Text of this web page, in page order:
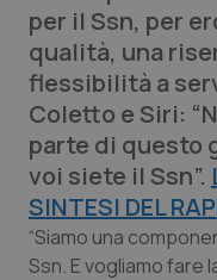
Calabria
Campania
Emilia-
Friuli Venezia
Lazio
Asma & BPCO
Car-T
Colesterolo &
Dermatite
Diabete &
per il Ssn, per
qualità, una
flessibilità a
Coletto e Siri:
parte di questo
voi siete il Ssn”.
SINTESI DEL
“Siamo una
Ssn. E vogliamo fare